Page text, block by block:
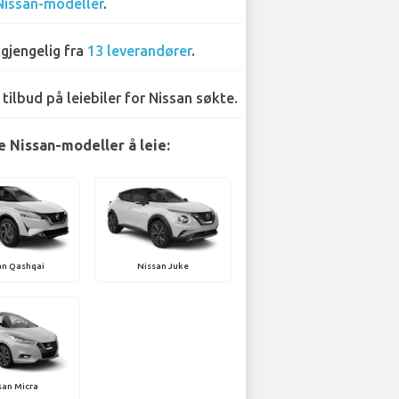
modeller.
fra 13 leverandører.
tilbud på leiebiler for Nissan søkte.
Nissan-modeller å leie:
Qashqai Nissan Juke
Micra